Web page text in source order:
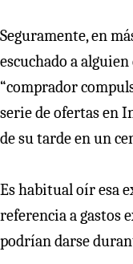
Seguramente, en
escuchado a
“comprador
serie de ofertas en
de su tarde en un
Es habitual oír esa
referencia a gastos
podrían darse